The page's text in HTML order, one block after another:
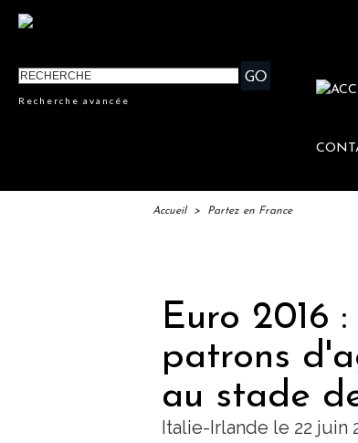
Recherche avancée
Accueil > Partez en France
Euro 2016
patrons
au stade
Italie-Irlande le 22 juin